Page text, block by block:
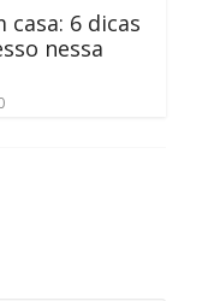
6 dicas
nessa